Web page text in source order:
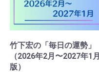
竹下宏の「毎日の運勢」
（2026年2月〜2027年1月
版）